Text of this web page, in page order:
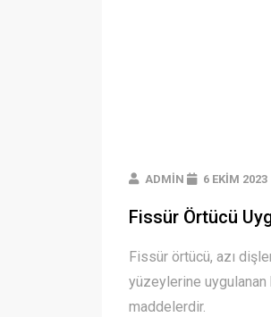
ADMIN 6 EKIM 2023
Fissür Örtücü
Fissür örtücü, azı
yüzeylerine uygulanan
maddelerdir.